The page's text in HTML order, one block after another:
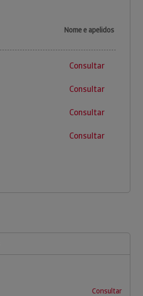
Nome e apelidos
Consultar
Consultar
Consultar
Consultar
Consultar